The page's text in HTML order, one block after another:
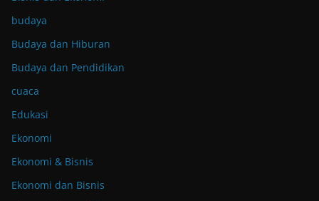
budaya
Budaya dan Hiburan
Budaya dan Pendidikan
cuaca
Edukasi
Ekonomi
Ekonomi & Bisnis
Ekonomi dan Bisnis